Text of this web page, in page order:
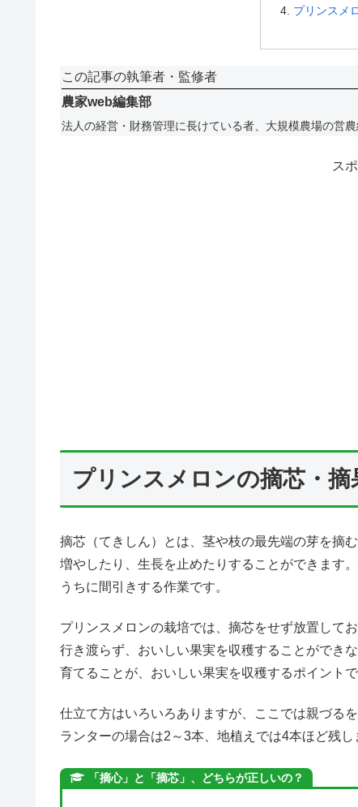
プリンスメ
この記事の執筆者・監修者
農家web編集部
法人の経営・財務管理に長けている者、大規模農場の営
ス
プリンスメロンの摘芯・摘
摘芯（てきしん）とは、茎や枝の最先端の芽を摘
増やしたり、生長を止めたりすることができます
うちに間引きする作業です。
プリンスメロンの栽培では、摘芯をせず放置して
行き渡らず、おいしい果実を収穫することができ
育てることが、おいしい果実を収穫するポイントで
仕立て方はいろいろありますが、ここでは親づる
ランターの場合は2～3本、地植えでは4本ほど残し
「摘心」と「摘芯」、どちらが正しいの？